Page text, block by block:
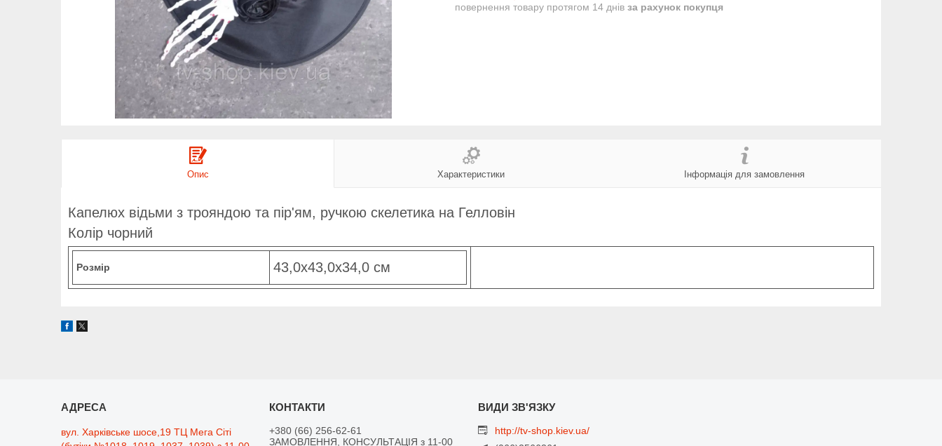
повернення товару протягом 14 днів за рахунок покупця
Опис Характеристики Інформація для замовлення
Капелюх відьми з трояндою та пір'ям, ручкою скелетика на Гелловін
Колір чорний
Розмір 43,0х43,0х34,0 см
вул. Харківське шосе,19 ТЦ Мега Сіті
+380 (66) 256-62-61
ЗАМОВЛЕННЯ, КОНСУЛЬТАЦІЯ з 11-00
http://tv-shop.kiev.ua/